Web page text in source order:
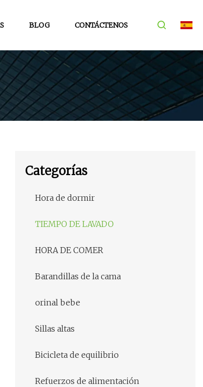
BLOG CONTÁCTENOS
Categorías
Hora de dormir
TIEMPO DE LAVADO
HORA DE COMER
Barandillas de la cama
orinal bebe
Sillas altas
Bicicleta de equilibrio
Refuerzos de alimentación